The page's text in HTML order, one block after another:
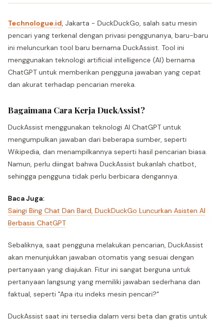
Technologue.id, Jakarta - DuckDuckGo, salah satu mesin
pencari yang terkenal dengan privasi penggunanya, baru-baru
ini meluncurkan tool baru bernama DuckAssist. Tool ini
menggunakan teknologi artificial intelligence (AI) bernama
ChatGPT untuk memberikan pengguna jawaban yang cepat
dan akurat terhadap pencarian mereka.
Bagaimana Cara Kerja DuckAssist?
DuckAssist menggunakan teknologi AI ChatGPT untuk
mengumpulkan jawaban dari beberapa sumber, seperti
Wikipedia, dan menampilkannya seperti hasil pencarian biasa.
Namun, perlu diingat bahwa DuckAssist bukanlah chatbot,
sehingga pengguna tidak perlu berbicara dengannya.
Baca Juga:
Saingi Bing Chat Dan Bard, DuckDuckGo Luncurkan Asisten AI
Berbasis ChatGPT
Sebaliknya, saat pengguna melakukan pencarian, DuckAssist
akan menunjukkan jawaban otomatis yang sesuai dengan
pertanyaan yang diajukan. Fitur ini sangat berguna untuk
pertanyaan langsung yang memiliki jawaban sederhana dan
faktual, seperti "Apa itu indeks mesin pencari?"
DuckAssist saat ini tersedia dalam versi beta dan gratis untuk